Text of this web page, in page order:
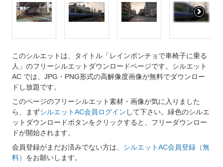
このシルエットは、タイトル「レインポンチョで車椅子に乗る
人」のフリーシルエットダウンロードページです。シルエット
AC では、JPG・PNG形式の高解像度画像が無料でダウンロー
ドし放題です。
このページのフリーシルエット素材・画像が気に入りました
ら、まずシルエットAC会員ログイン して下さい。緑色のシルエ
ットダウンロードボタンをクリックすると、フリーダウンロー
ドが開始されます。
会員登録がまだお済みでない方は、 シルエットAC会員登録（無
料） をお願いします。